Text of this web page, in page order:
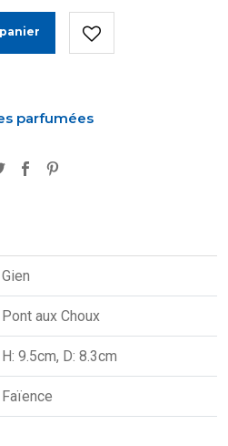
parfumées
Gien
Pont aux Choux
H: 9.5cm, D: 8.3cm
Faïence